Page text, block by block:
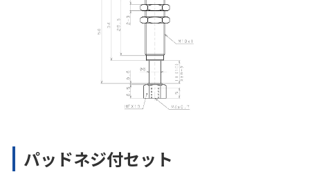
パッドネジ付セット